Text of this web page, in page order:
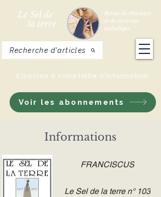
Le Sel de
la terre
Revue de théologie
et de doctrine
catholique
Voir les abonnements
S'inscrire à notre lettre d'information
Recherche d'articles
Informations
FRANCISCUS
Le Sel de la terre n° 103